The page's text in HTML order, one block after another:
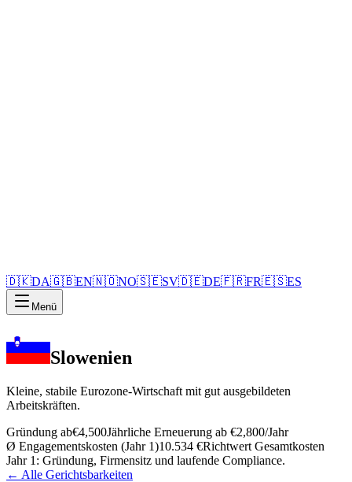
🇩🇰DA🇬🇧EN🇳🇴NO🇸🇪SV🇩🇪DE🇫🇷FR🇪🇸ES
Menü
Slowenien
Kleine, stabile Eurozone-Wirtschaft mit gut ausgebildeten
Arbeitskräften.
Gründung ab€4,500Jährliche Erneuerung ab €2,800/Jahr
Ø Engagementskosten (Jahr 1)10.534 €Richtwert Gesamtkosten
Jahr 1: Gründung, Firmensitz und laufende Compliance.
← Alle Gerichtsbarkeiten